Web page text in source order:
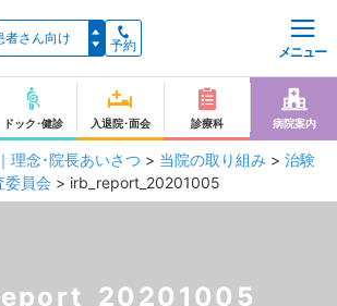
予約 メニュー
ドック･健診 入退院･面会 診療科 病院案内
理念･院長あいさつ > 当院の取り組み > 治験
委員会 > irb_report_20201005